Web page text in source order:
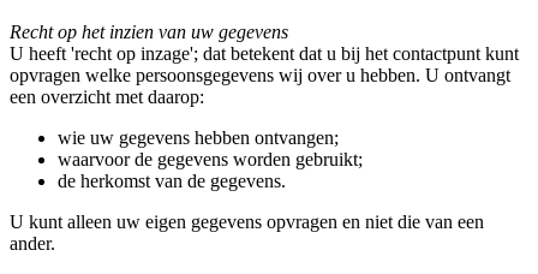
Recht op het inzien van uw gegevens
U heeft 'recht op inzage'; dat betekent dat u bij het contactpunt kunt
opvragen welke persoonsgegevens wij over u hebben. U ontvangt
een overzicht met daarop:
wie uw gegevens hebben ontvangen;
waarvoor de gegevens worden gebruikt;
de herkomst van de gegevens.
U kunt alleen uw eigen gegevens opvragen en niet die van een
ander.